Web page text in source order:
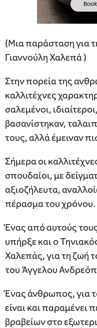
(Μια παράσταση για
Γιαννούλη Χαλεπά )
Στην πορεία της
καλλιτέχνες
σαλεμένοι,
βασανίστηκαν,
τους, αλλά έμειναν
Σήμερα οι
σπουδαίοι, με
αξιοζήλευτα,
πέρασμα του χρόνου.
Ένας από αυτούς
υπήρξε και ο
Χαλεπάς, για τη ζωή
του Άγγελου
Ένας άνθρωπος, για
είναι και
βραβείων στο